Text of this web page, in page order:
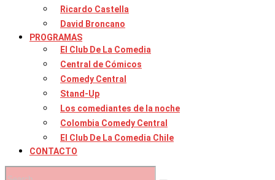
Ricardo Castella
David Broncano
PROGRAMAS
El Club De La Comedia
Central de Cómicos
Comedy Central
Stand-Up
Los comediantes de la noche
Colombia Comedy Central
El Club De La Comedia Chile
CONTACTO